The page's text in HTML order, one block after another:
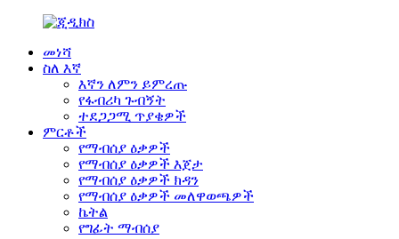
መነሻ
ስለ እኛ
እኛን ለምን ይምረጡ
የፋብሪካ ጉብኝት
ተደጋጋሚ ጥያቄዎች
ምርቶች
የማብሰያ ዕቃዎች
የማብሰያ ዕቃዎች እጀታ
የማብሰያ ዕቃዎች ክዳን
የማብሰያ ዕቃዎች መለዋወጫዎች
ኬትል
የግፊት ማብሰያ